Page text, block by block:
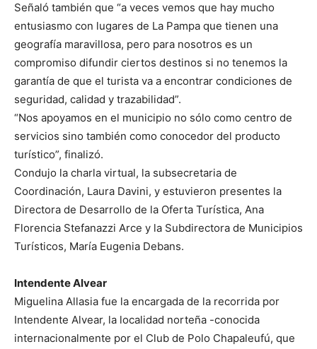
Señaló también que “a veces vemos que hay mucho
entusiasmo con lugares de La Pampa que tienen una
geografía maravillosa, pero para nosotros es un
compromiso difundir ciertos destinos si no tenemos la
garantía de que el turista va a encontrar condiciones de
seguridad, calidad y trazabilidad”.
“Nos apoyamos en el municipio no sólo como centro de
servicios sino también como conocedor del producto
turístico”, finalizó.
Condujo la charla virtual, la subsecretaria de
Coordinación, Laura Davini, y estuvieron presentes la
Directora de Desarrollo de la Oferta Turística, Ana
Florencia Stefanazzi Arce y la Subdirectora de Municipios
Turísticos, María Eugenia Debans.
Intendente Alvear
Miguelina Allasia fue la encargada de la recorrida por
Intendente Alvear, la localidad norteña -conocida
internacionalmente por el Club de Polo Chapaleufú, que